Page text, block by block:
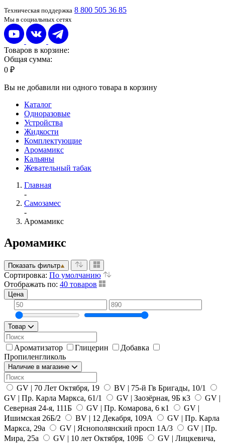
Техническая поддержка 8 800 505 36 85
Мы в социальных сетях
Товаров в корзине:
Общая сумма:
0 ₽
Вы не добавили ни одного товара в корзину
Каталог
Одноразовые
Устройства
Жидкости
Комплектующие
Аромамикс
Кальяны
Жевательный табак
Главная
-
Самозамес
-
Аромамикс
Аромамикс
Показать фильтр
Сортировка: По умолчанию
Отображать по: 40 товаров
Цена
Товар
Ароматизатор Глицерин
Добавка
Пропиленгликоль
Наличие в магазине
GV | 70 Лет Октября, 19
BV | 75-й Гв Бригады, 10/1
GV | Пр. Карла Маркса, 61/1
GV | Заозёрная, 9Б к3
GV |
Северная 24-я, 111Б
GV | Пр. Комарова, 6 к1
GV |
Ишимская 26Б/2
BV | 12 Декабря, 109А
GV | Пр. Карла
Маркса, 29а
GV | Яснополянский просп 1А/3
GV | Пр.
Мира, 25а
GV | 10 лет Октября, 109Б
GV | Лицкевича,